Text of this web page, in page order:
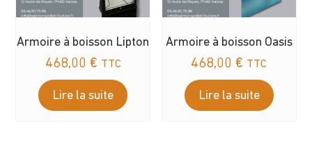
Armoire à boisson Lipton
468,00 € TTC
Lire la suite
Armoire à boisson Oasis
468,00 € TTC
Lire la suite